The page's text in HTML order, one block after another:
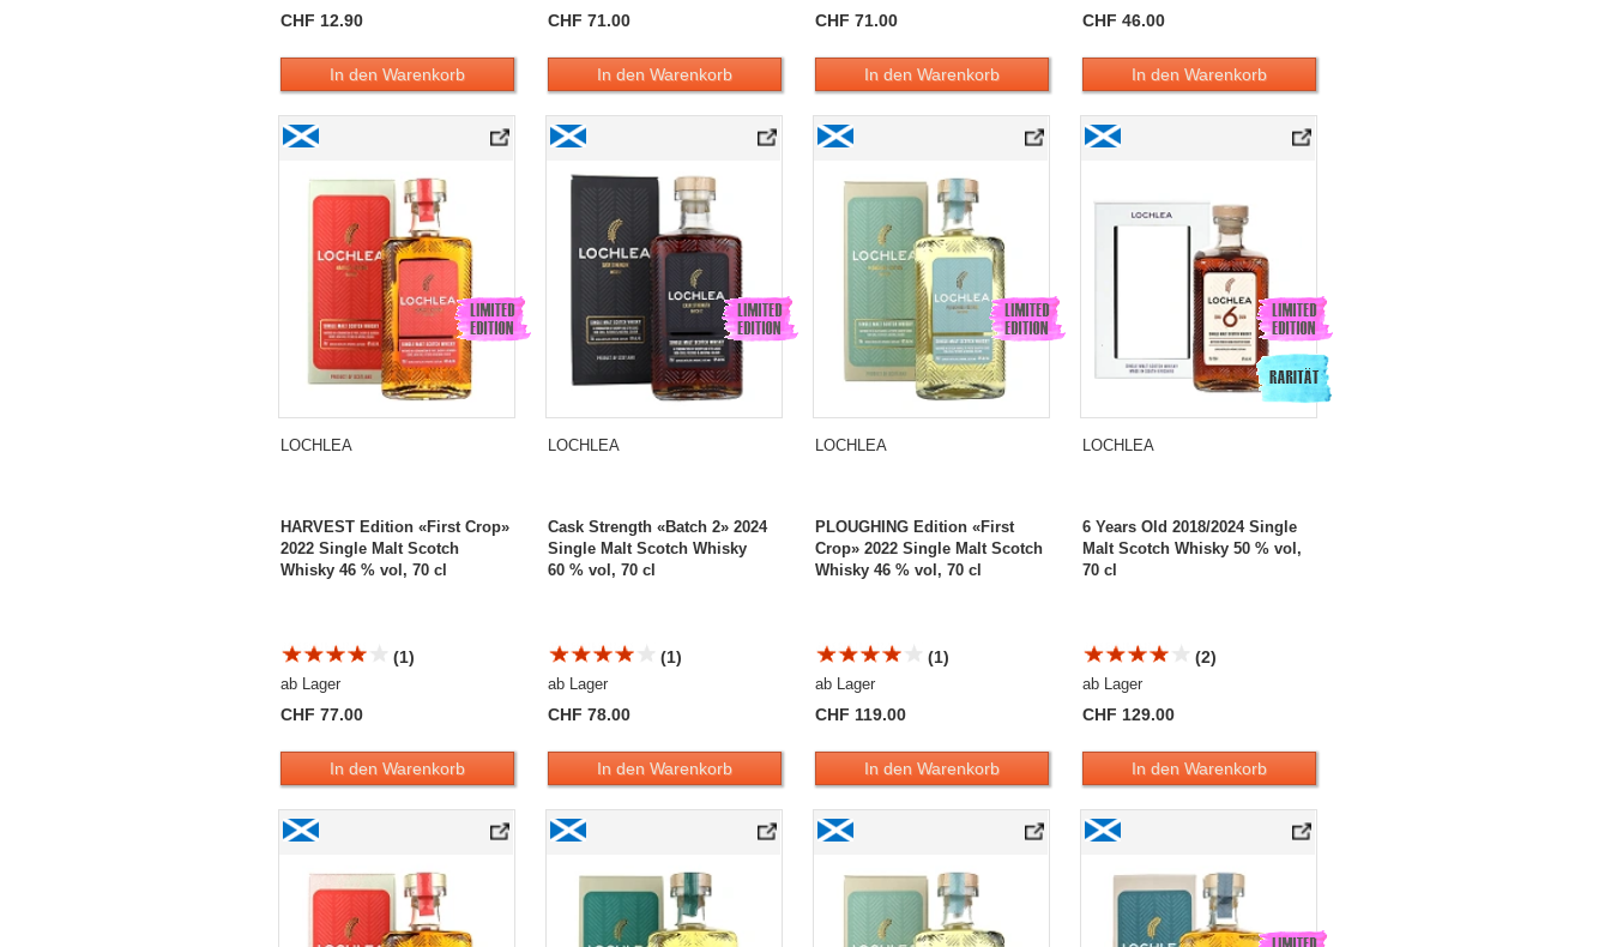
CHF 12.90
In den Warenkorb
CHF 71.00
In den Warenkorb
CHF 71.00
In den Warenkorb
CHF 46.00
In den Warenkorb
LOCHLEA
HARVEST Edition «First Crop»
2022 Single Malt Scotch
Whisky 46 % vol, 70 cl
(1)
ab Lager
CHF 77.00
In den Warenkorb
LOCHLEA
Cask Strength «Batch 2» 2024
Single Malt Scotch Whisky
60 % vol, 70 cl
(1)
ab Lager
CHF 78.00
In den Warenkorb
LOCHLEA
PLOUGHING Edition «First
Crop» 2022 Single Malt Scotch
Whisky 46 % vol, 70 cl
(1)
ab Lager
CHF 119.00
In den Warenkorb
LOCHLEA
6 Years Old 2018/2024 Single
Malt Scotch Whisky 50 % vol,
70 cl
(2)
ab Lager
CHF 129.00
In den Warenkorb